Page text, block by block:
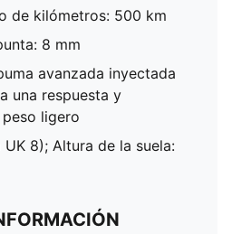
de kilómetros: 500 km
8 mm
avanzada inyectada
una respuesta y
ligero
8); Altura de la suela: